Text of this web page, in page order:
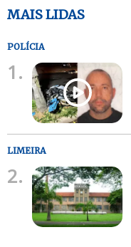
MAIS LIDAS
POLÍCIA
1.
LIMEIRA
2.